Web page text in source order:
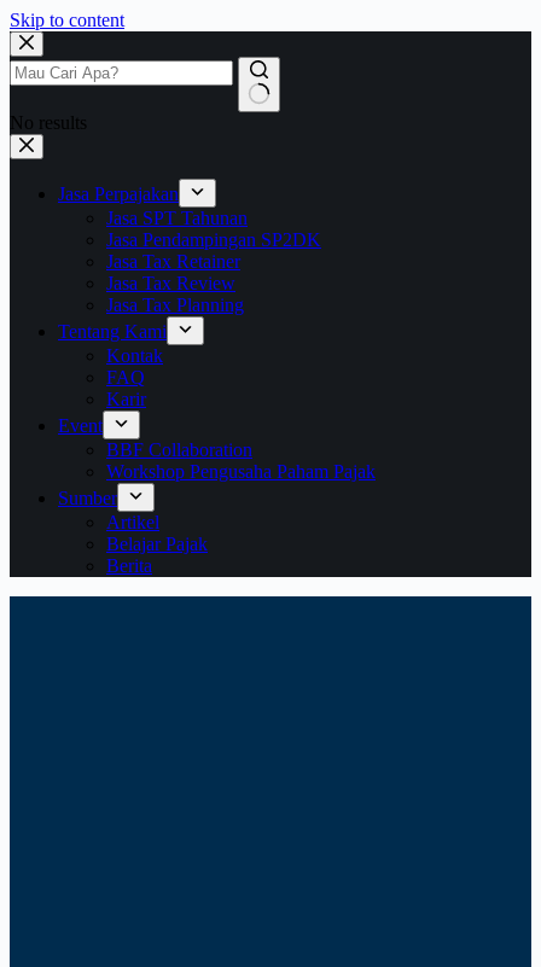
Skip to content
No results
Jasa Perpajakan
Jasa SPT Tahunan
Jasa Pendampingan SP2DK
Jasa Tax Retainer
Jasa Tax Review
Jasa Tax Planning
Tentang Kami
Kontak
FAQ
Karir
Event
BBF Collaboration
Workshop Pengusaha Paham Pajak
Sumber
Artikel
Belajar Pajak
Berita